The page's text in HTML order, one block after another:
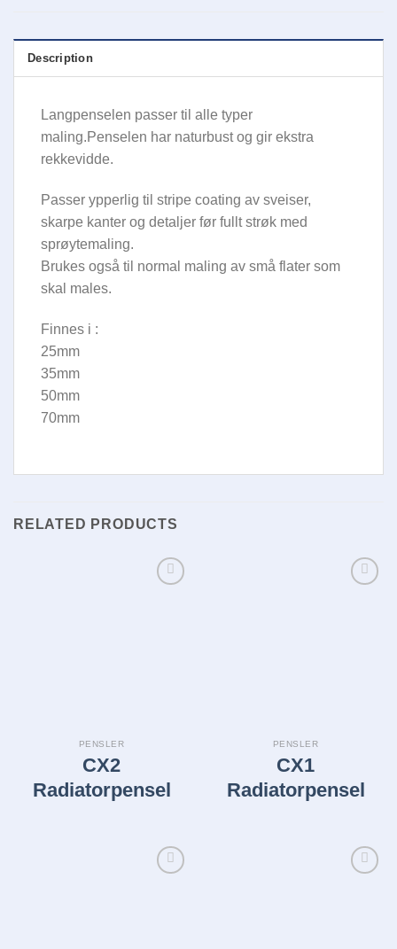
Description
Langpenselen passer til alle typer
maling.Penselen har naturbust og gir ekstra
rekkevidde.
Passer ypperlig til stripe coating av sveiser,
skarpe kanter og detaljer før fullt strøk med
sprøytemaling.
Brukes også til normal maling av små flater som
skal males.
Finnes i :
25mm
35mm
50mm
70mm
RELATED PRODUCTS
PENSLER
CX2
Radiatorpensel
PENSLER
CX1
Radiatorpensel